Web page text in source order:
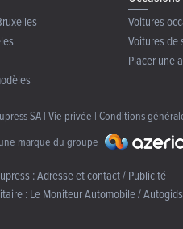
Voitures
Voitures de
Placer une
SA | Vie privée | Conditions
marque du groupe
:Adresse et contact / Publicité
:Le Moniteur Automobile / Autogids